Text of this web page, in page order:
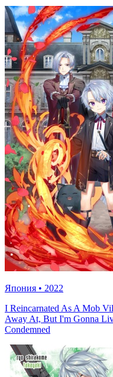
Япония • 2022
I Reincarnated As A Mob
Away At, But I'm Gonna
Condemned